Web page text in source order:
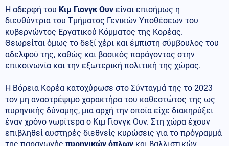
Η αδερφή του Κιμ Γιονγκ Ουν είναι επισήμως η
διευθύντρια του Τμήματος Γενικών Υποθέσεων του
κυβερνώντος Εργατικού Κόμματος της Κορέας.
Θεωρείται όμως το δεξί χέρι και έμπιστη σύμβουλος του
αδελφού της, καθώς και βασικός παράγοντας στην
επικοινωνία και την εξωτερική πολιτική της χώρας.
Η Βόρεια Κορέα κατοχύρωσε στο Σύνταγμά της το 2023
τον μη αναστρέψιμο χαρακτήρα του καθεστώτος της ως
πυρηνικής δύναμης, μια αρχή την οποία είχε διακηρύξει
έναν χρόνο νωρίτερα ο Κιμ Γιονγκ Ουν. Στη χώρα έχουν
επιβληθεί αυστηρές διεθνείς κυρώσεις για το πρόγραμμά